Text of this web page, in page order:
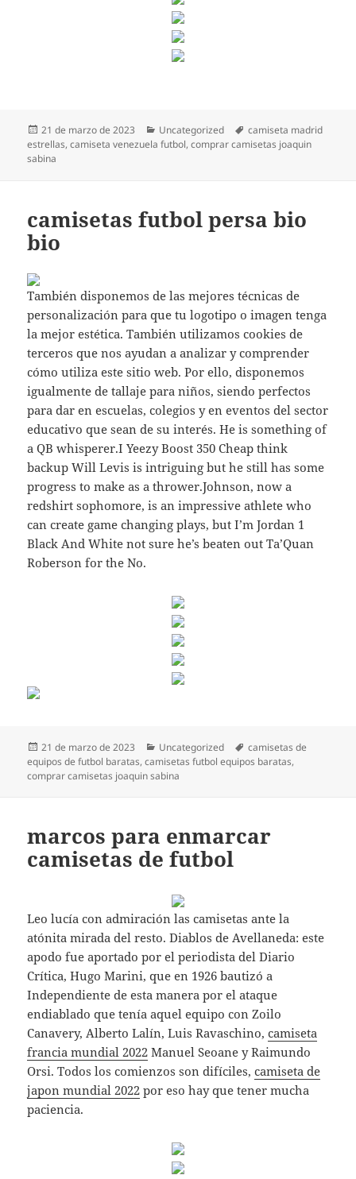
Publicado
el
21 de marzo de 2023 Categorías
Uncategorized Etiquetas
camiseta madrid
estrellas,camiseta venezuela futbol,comprar camisetas joaquin
sabina
camisetas futbol persa bio
bio
También disponemos de las mejores técnicas de
personalización para que tu logotipo o imagen tenga
la mejor estética. También utilizamos cookies de
terceros que nos ayudan a analizar y comprender
cómo utiliza este sitio web. Por ello, disponemos
igualmente de tallaje para niños, siendo perfectos
para dar en escuelas, colegios y en eventos del sector
educativo que sean de su interés. He is something of
a QB whisperer.I Yeezy Boost 350 Cheap think
backup Will Levis is intriguing but he still has some
progress to make as a thrower.Johnson, now a
redshirt sophomore, is an impressive athlete who
can create game changing plays, but I’m Jordan 1
Black And White not sure he’s beaten out Ta’Quan
Roberson for the No.
Publicado
el
21 de marzo de 2023 Categorías
Uncategorized Etiquetas
camisetas de
equipos de futbol baratas,camisetas futbol equipos baratas,
comprar camisetas joaquin sabina
marcos para enmarcar
camisetas de futbol
Leo lucía con admiración las camisetas ante la
atónita mirada del resto. Diablos de Avellaneda: este
apodo fue aportado por el periodista del Diario
Crítica, Hugo Marini, que en 1926 bautizó a
Independiente de esta manera por el ataque
endiablado que tenía aquel equipo con Zoilo
Canavery, Alberto Lalín, Luis Ravaschino,camiseta
francia mundial 2022 Manuel Seoane y Raimundo
Orsi. Todos los comienzos son difíciles,camiseta de
japon mundial 2022 por eso hay que tener mucha
paciencia.